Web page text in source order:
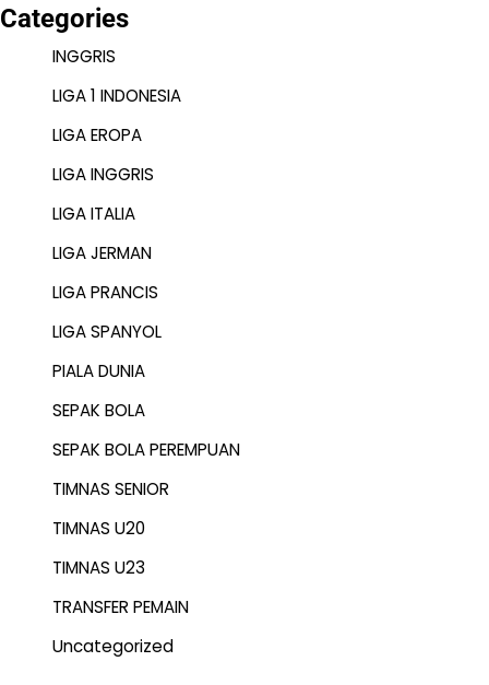
Categories
INGGRIS
LIGA 1 INDONESIA
LIGA EROPA
LIGA INGGRIS
LIGA ITALIA
LIGA JERMAN
LIGA PRANCIS
LIGA SPANYOL
PIALA DUNIA
SEPAK BOLA
SEPAK BOLA PEREMPUAN
TIMNAS SENIOR
TIMNAS U20
TIMNAS U23
TRANSFER PEMAIN
Uncategorized